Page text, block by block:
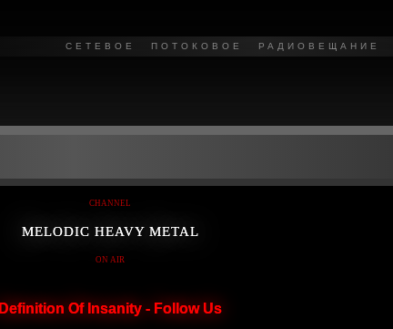
СЕТЕВОЕ ПОТОКОВОЕ
CHANNEL
MELODIC HEAVY METAL
ON AIR
Definition Of Insanity - Follow Us